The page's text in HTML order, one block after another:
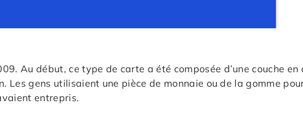
Au début, ce type de carte a été composée d’une couche
gens utilisaient une pièce de monnaie ou de la gomme
entrepris.